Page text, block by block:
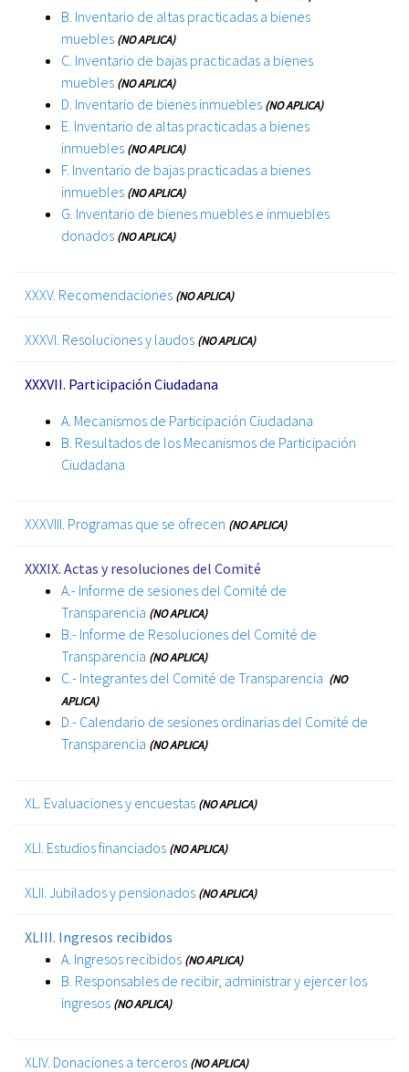
B. Inventario de altas practicadas a bienes
muebles (NO APLICA)
C. Inventario de bajas practicadas a bienes
muebles (NO APLICA)
D. Inventario de bienes inmuebles (NO APLICA)
E. Inventario de altas practicadas a bienes
inmuebles (NO APLICA)
F. Inventario de bajas practicadas a bienes
inmuebles (NO APLICA)
G. Inventario de bienes muebles e inmuebles
donados (NO APLICA)
XXXV. Recomendaciones (NO APLICA)
XXXVI. Resoluciones y laudos (NO APLICA)
XXXVII. Participación Ciudadana
A. Mecanismos de Participación Ciudadana
B. Resultados de los Mecanismos de Participación
Ciudadana
XXXVIII. Programas que se ofrecen (NO APLICA)
XXXIX. Actas y resoluciones del Comité
A.- Informe de sesiones del Comité de
Transparencia (NO APLICA)
B.- Informe de Resoluciones del Comité de
Transparencia (NO APLICA)
C.- Integrantes del Comité de Transparencia (NO
APLICA)
D.- Calendario de sesiones ordinarias del Comité de
Transparencia (NO APLICA)
XL. Evaluaciones y encuestas (NO APLICA)
XLI. Estudios financiados (NO APLICA)
XLII. Jubilados y pensionados (NO APLICA)
XLIII. Ingresos recibidos
A. Ingresos recibidos (NO APLICA)
B. Responsables de recibir, administrar y ejercer los
ingresos (NO APLICA)
XLIV. Donaciones a terceros (NO APLICA)